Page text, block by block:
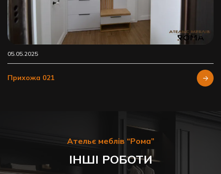
05.05.2025
Прихожа 021
Ательє меблів “Рома”
ІНШІ РОБОТИ